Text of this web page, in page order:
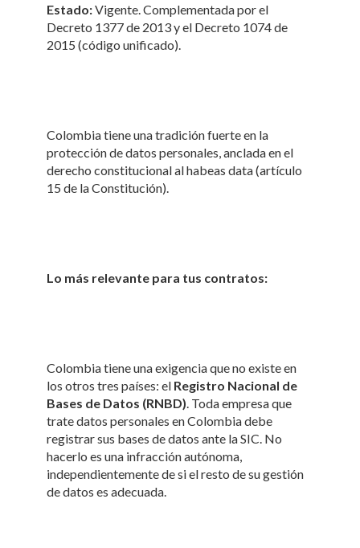
Estado:Vigente. Complementada por el
Decreto 1377 de 2013 y el Decreto 1074 de
2015 (código unificado).
Colombia tiene una tradición fuerte en la
protección de datos personales, anclada en el
derecho constitucional al habeas data (artículo
15 de la Constitución).
Lo más relevante para tus contratos:
Colombia tiene una exigencia que no existe en
los otros tres países: el Registro Nacional de
Bases de Datos (RNBD) . Toda empresa que
trate datos personales en Colombia debe
registrar sus bases de datos ante la SIC. No
hacerlo es una infracción autónoma,
independientemente de si el resto de su gestión
de datos es adecuada.